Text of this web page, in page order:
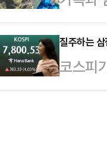
종저난
유됐다.
관련된
자일 뿐
사건
이 진행
A군
을 찾은
소지하
질주하는
코스피
최고치